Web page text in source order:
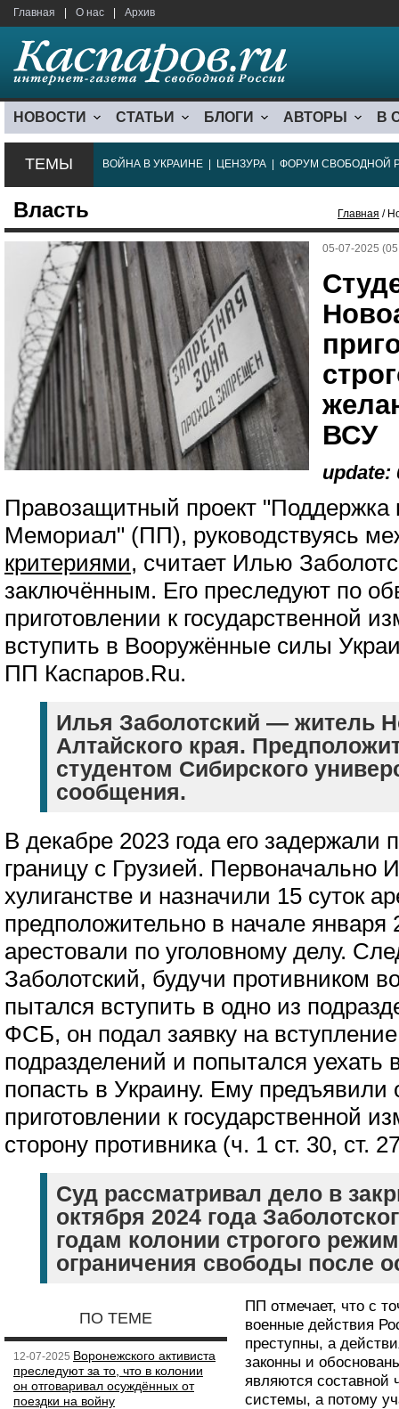
Главная О нас Архив
НОВОСТИ СТАТЬИ БЛОГИ АВТОРЫ В
ТЕМЫ ВОЙНА В УКРАИНЕ ЦЕНЗУРА ФОРУМ СВОБОДНОЙ
Власть Главная /
05-07-2025
ВСУ
update:
Правозащитный проект "Поддержка
Мемориал" (ПП), руководствуясь
критериями, считает Илью
заключённым. Его преследуют по
приготовлении к государственной
вступить в Вооружённые силы
ПП Каспаров.Ru.
Илья Заболотский — житель
Алтайского края.
студентом Сибирского
сообщения.
В декабре 2023 года его задержали
границу с Грузией.
хулиганстве и назначили 15 суток
предположительно в начале января
арестовали по уголовному делу.
Заболотский, будучи противником
пытался вступить в одно из
ФСБ, он подал заявку на
подразделений и попытался уехать
попасть в Украину. Ему предъявили
приготовлении к государственной
сторону противника (ч. 1 ст. 30, ст.
Суд рассматривал дело в
октября 2024 года
годам колонии строгого
ограничения свободы после
ПО ТЕМЕ
12-07-2025 Воронежского активиста
преследуют за то, что в колонии
он отговаривал осуждённых от
поездки на войну
ПП отмечает, что с
военные действия
преступны, а
законны и
являются составной
системы, а потому